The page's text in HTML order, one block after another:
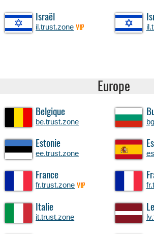
Israël
il.trust.zone VIP
Europe
Belgique
be.trust.zone
Estonie
ee.trust.zone
France
fr.trust.zone VIP
Italie
it.trust.zone